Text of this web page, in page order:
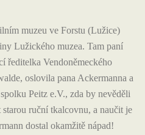
muzeu ve Forstu (Lužice)
Lužického muzea. Tam paní
ředitelka Vendoněmeckého
oslovila pana Ackermanna a
Peitz e.V., zda by nevěděli
ruční tkalcovnu, a naučit je
dostal okamžitě nápad!